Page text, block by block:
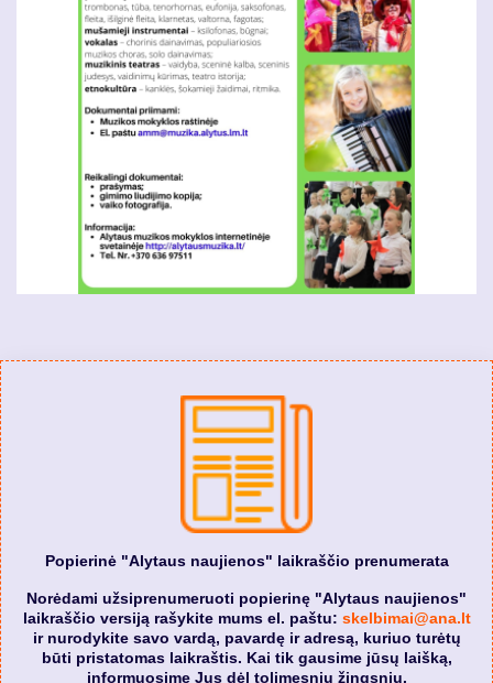
Popierinė "Alytaus naujienos" laikraščio prenumerata
Norėdami užsiprenumeruoti popierinę "Alytaus naujienos"
laikraščio versiją rašykite mums el. paštu: skelbimai@ana.lt
ir nurodykite savo vardą, pavardę ir adresą, kuriuo turėtų
būti pristatomas laikraštis. Kai tik gausime jūsų laišką,
informuosime Jus dėl tolimesnių žingsnių.